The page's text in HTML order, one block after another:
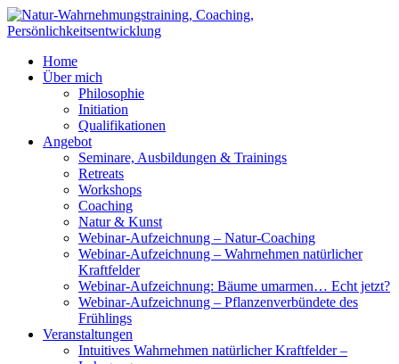
Home
Über mich
Philosophie
Initiation
Qualifikationen
Angebot
Seminare, Ausbildungen & Trainings
Retreats
Workshops
Coaching
Natur & Kunst
Webinar-Aufzeichnung – Natur-Coaching
Webinar-Aufzeichnung – Wahrnehmen natürlicher
Kraftfelder
Webinar-Aufzeichnung: Bäume umarmen… Echt jetzt?
Webinar-Aufzeichnung – Pflanzenverbündete des
Frühlings
Veranstaltungen
Intuitives Wahrnehmen natürlicher Kraftfelder –